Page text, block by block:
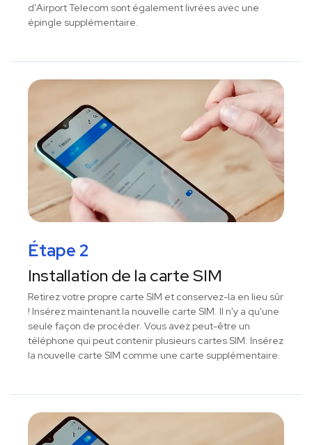
d'Airport Telecom sont également livrées avec une
épingle supplémentaire.
Étape 2
Installation de la carte SIM
Retirez votre propre carte SIM et conservez-la en lieu sûr
! Insérez maintenant la nouvelle carte SIM. Il n'y a qu'une
seule façon de procéder. Vous avez peut-être un
téléphone qui peut contenir plusieurs cartes SIM. Insérez
la nouvelle carte SIM comme une carte supplémentaire.